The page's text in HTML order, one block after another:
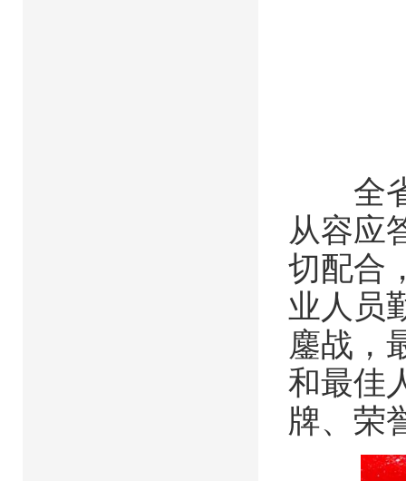
全省
从容应
切配合
业人员
鏖战，
和最佳
牌、荣